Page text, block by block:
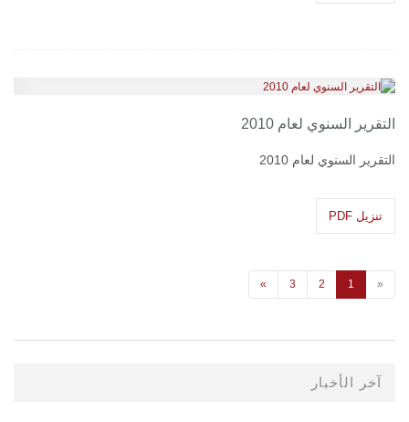
التقرير السنوي لعام 2010
التقرير السنوي لعام 2010
تنزيل PDF
«
1
2
3
»
آخر الأخبار